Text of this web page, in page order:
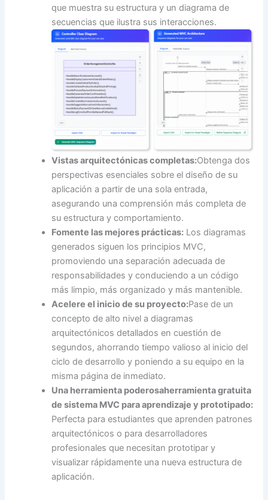
que muestra su estructura y un diagrama de
secuencias que ilustra sus interacciones.
Vistas arquitectónicas completas:Obtenga dos
perspectivas esenciales sobre el diseño de su
aplicación a partir de una sola entrada,
asegurando una comprensión más completa de
su estructura y comportamiento.
Fomente las mejores prácticas: Los diagramas
generados siguen los principios MVC,
promoviendo una separación adecuada de
responsabilidades y conduciendo a un código
más limpio, más organizado y más mantenible.
Acelere el inicio de su proyecto:Pase de un
concepto de alto nivel a diagramas
arquitectónicos detallados en cuestión de
segundos, ahorrando tiempo valioso al inicio del
ciclo de desarrollo y poniendo a su equipo en la
misma página de inmediato.
Una herramienta poderosaherramienta gratuita
de sistema MVC para aprendizaje y prototipado:
Perfecta para estudiantes que aprenden patrones
arquitectónicos o para desarrolladores
profesionales que necesitan prototipar y
visualizar rápidamente una nueva estructura de
aplicación.